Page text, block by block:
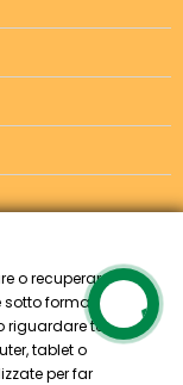
o recuperare
forma di
riguardare te, le tue
tablet o
per far